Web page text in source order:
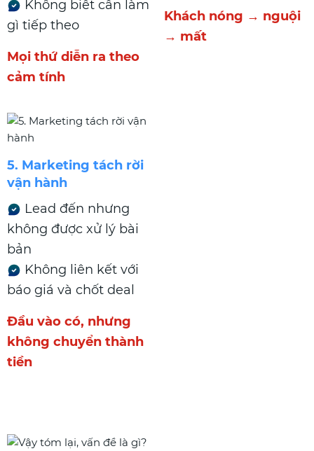
Không biết cần làm
gì tiếp theo
Mọi thứ diễn ra theo
cảm tính
Khách nóng → nguội
→ mất
5. Marketing tách rời
vận hành
Lead đến nhưng
không được xử lý bài
bản
Không liên kết với
báo giá và chốt deal
Đầu vào có, nhưng
không chuyển thành
tiền